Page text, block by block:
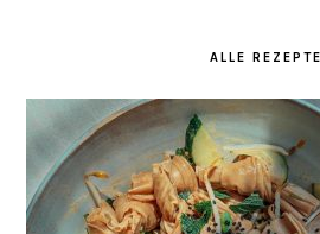
ALLE REZEPTE